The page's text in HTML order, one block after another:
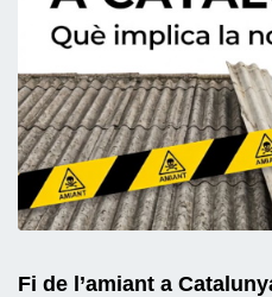
Fi de l’amiant a